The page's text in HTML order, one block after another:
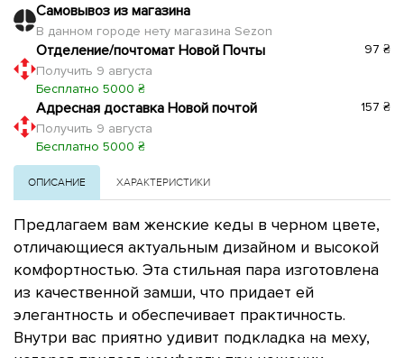
Самовывоз из магазина
В данном городе нету магазина Sezon
Отделение/почтомат Новой Почты
Получить 9 августа
Бесплатно 5000 ₴
97 ₴
Адресная доставка Новой почтой
Получить 9 августа
Бесплатно 5000 ₴
157 ₴
ОПИСАНИЕ ХАРАКТЕРИСТИКИ
Предлагаем вам женские кеды в черном цвете,
отличающиеся актуальным дизайном и высокой
комфортностью. Эта стильная пара изготовлена
из качественной замши, что придает ей
элегантность и обеспечивает практичность.
Внутри вас приятно удивит подкладка на меху,